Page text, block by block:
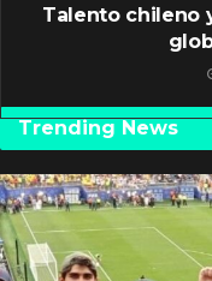
Talento chileno
Trending News